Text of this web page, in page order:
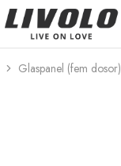
Glaspanel (fem dosor)